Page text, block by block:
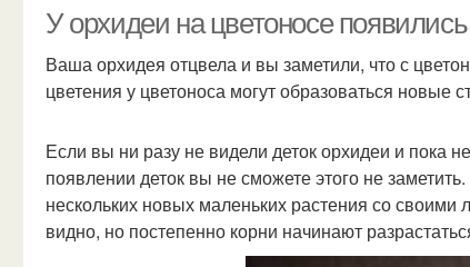
У орхидеи на цветоносе
Ваша орхидея отцвела и вы заметили, что с
цветения у цветоноса могут образоваться новые
Если вы ни разу не видели деток орхидеи и пока
появлении деток вы не сможете этого не
нескольких новых маленьких растения со
видно, но постепенно корни начинают